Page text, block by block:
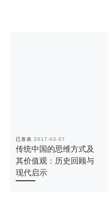
已发表 2017-03-07
传统中国的思维方式及
其价值观：历史回顾与
现代启示